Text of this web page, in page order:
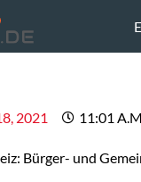
2021 11:01
Bürger- und